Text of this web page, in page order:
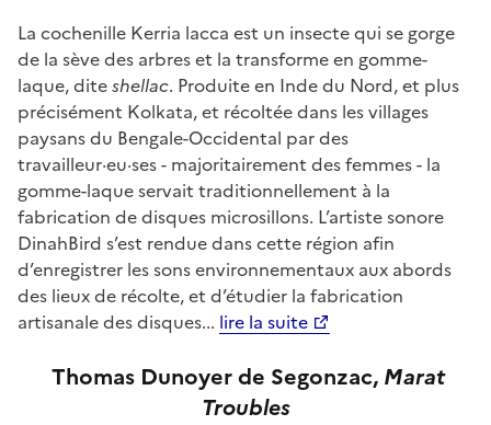
La cochenille Kerria lacca est un insecte qui se gorge
de la sève des arbres et la transforme en gomme-
laque, diteshellac. Produite en Inde du Nord, et plus
précisément Kolkata, et récoltée dans les villages
paysans du Bengale-Occidental par des
travailleur·eu·ses - majoritairement des femmes - la
gomme-laque servait traditionnellement à la
fabrication de disques microsillons. L’artiste sonore
DinahBird s’est rendue dans cette région afin
d’enregistrer les sons environnementaux aux abords
des lieux de récolte, et d’étudier la fabrication
artisanale des disques... lire la suite
Thomas Dunoyer de Segonzac, Marat
Troubles